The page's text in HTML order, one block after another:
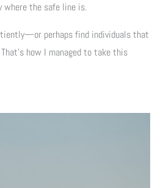
where the safe line is.
perhaps find individuals that
how I managed to take this